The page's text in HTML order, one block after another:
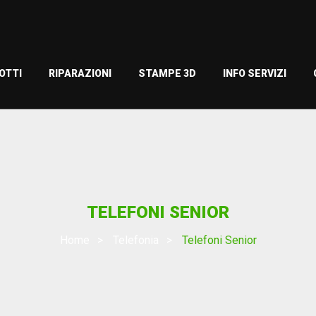
RIPARAZIONI STAMPE 3D INFO SERVIZI
TELEFONI SENIOR
Telefoni Senior